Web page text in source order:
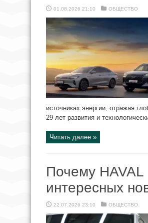
01.08.2026 21:10 ОБЩЕСТВО
источниках энергии, отражая
29 лет развития и
Читать далее »
Почему
интересных
22.07.2026 23:10 ОБЩЕСТВО